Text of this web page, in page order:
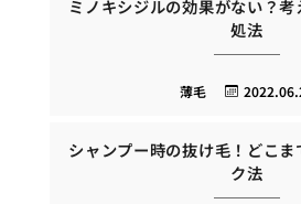
ミノキシジルの効果がない？
処法
薄毛
シャンプー時の抜け毛！どこ
ク法